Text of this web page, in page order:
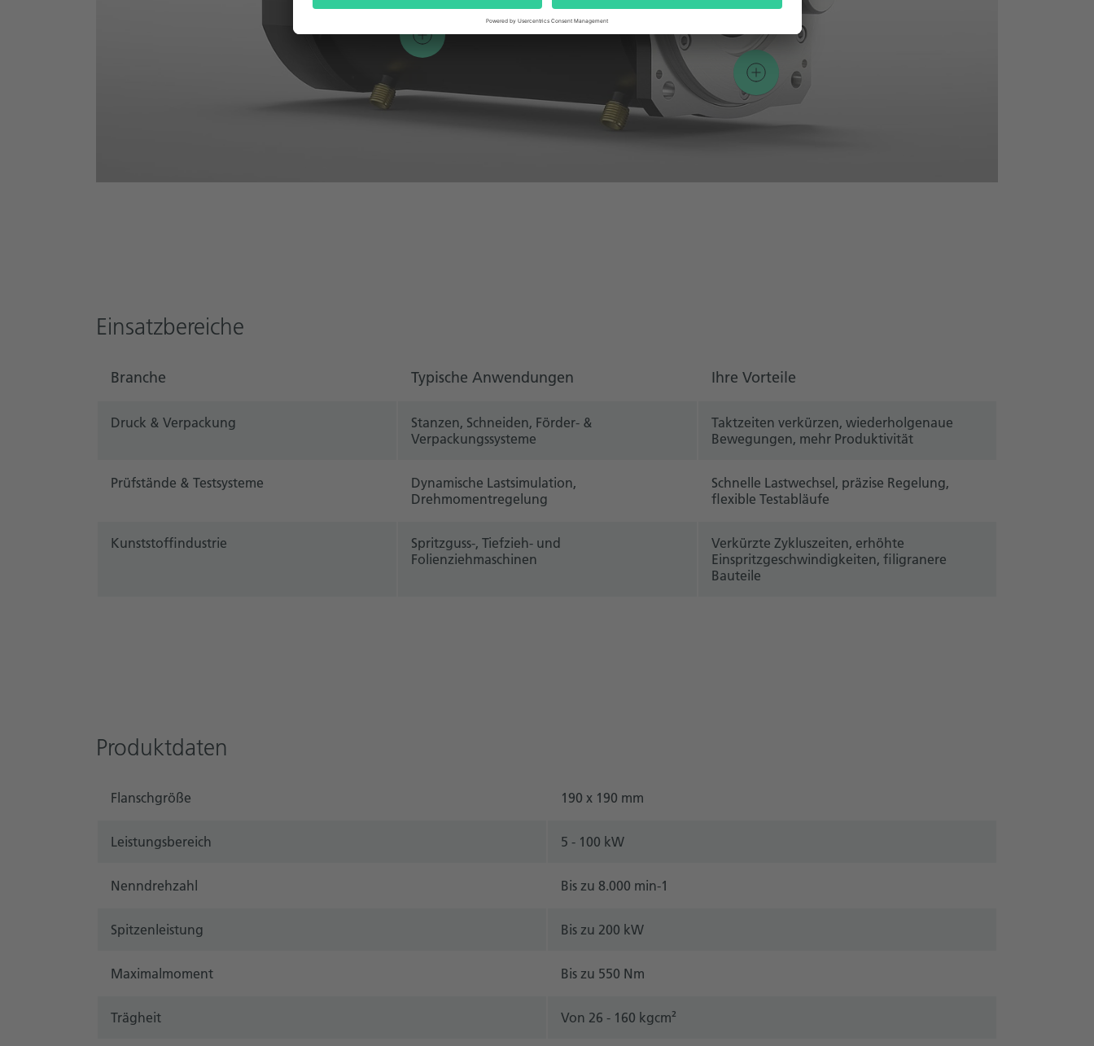
Einsatzbereiche
Branche Typische Anwendungen Ihre Vorteile
Druck & Verpackung
Stanzen, Schneiden, Förder- &
Verpackungssysteme
Taktzeiten verkürzen, wiederholgenaue
Bewegungen, mehr Produktivität
Prüfstände & Testsysteme
Dynamische Lastsimulation,
Drehmomentregelung
Schnelle Lastwechsel, präzise Regelung,
flexible Testabläufe
Kunststoffindustrie
Spritzguss-, Tiefzieh- und
Folienziehmaschinen
Verkürzte Zykluszeiten, erhöhte
Einspritzgeschwindigkeiten, filigranere
Bauteile
Produktdaten
Flanschgröße 190 x 190 mm
Leistungsbereich 5 - 100 kW
Nenndrehzahl Bis zu 8.000 min-1
Spitzenleistung Bis zu 200 kW
Maximalmoment Bis zu 550 Nm
Trägheit Von 26 - 160 kgcm²